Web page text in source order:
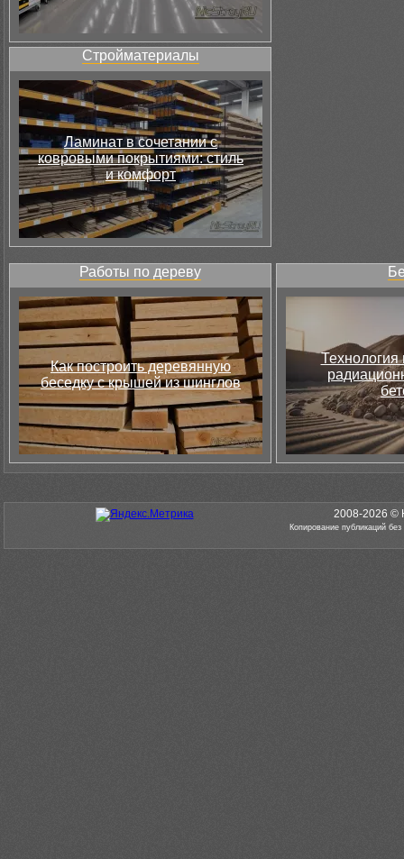
Стройматериалы
Ламинат в сочетании с
ковровыми покрытиями: стиль
и комфорт
Работы по дереву
Как построить деревянную
беседку с крышей из шинглов
Технология
2008-2026 ©
Копирование публикаций